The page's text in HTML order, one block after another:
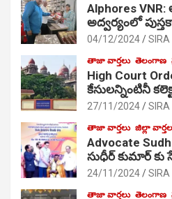
Alphores
అద్వర్యంలో
04/12/2024 SIRA
తాజా వార్తలు తెలంగాణ
High Court
కేసులన్నింటినీ
27/11/2024 SIRA
తాజా వార్తలు జిల్లా
Advocate
సుధీర్ కుమార్ కు
24/11/2024 SIRA
తాజా వార్తలు తెలంగాణ